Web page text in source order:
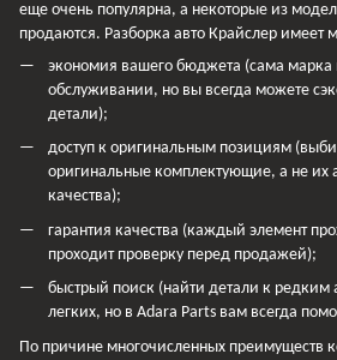
еще очень популярна, а некоторые из
продаются. Разборка авто Крайслер имеет
экономия вашего бюджета (сама марка
обслуживании, но вы всегда можете
детали);
доступ к оригинальным позициям
оригинальные комплектующие, а не их
качества);
гарантия качества (каждый элемент
проходит проверку перед продажей);
быстрый поиск (найти детали к редким
легких, но в Adara Parts вам всегда
По причине многочисленных преимуществ